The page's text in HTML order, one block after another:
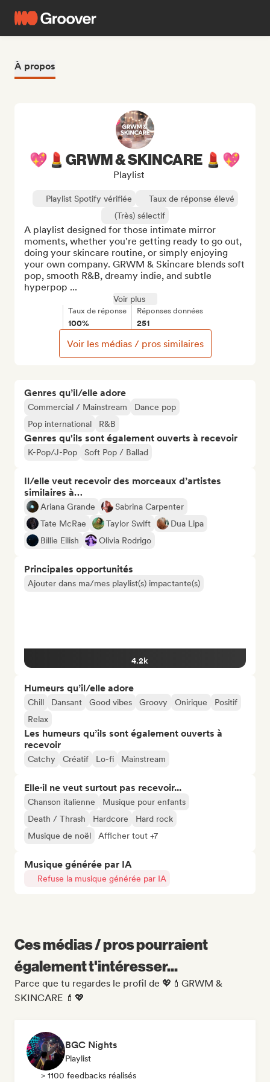
À propos
Genres qu’il/elle adore
Commercial / Mainstream
Dance pop
Pop international
R&B
Genres qu'ils sont également ouverts à recevoir
K-Pop/J-Pop Soft Pop / Ballad
Il/elle veut recevoir des morceaux d’artistes
similaires à…
Ariana Grande
Sabrina Carpenter
Tate McRae
Taylor Swift
Dua Lipa
Billie Eilish
Olivia Rodrigo
Principales opportunités
Ajouter dans ma/mes playlist(s) impactante(s)
4.2k
Humeurs qu’il/elle adore
Chill Dansant Good vibes Groovy Onirique
Positif
Relax
Les humeurs qu’ils sont également ouverts à
recevoir
Catchy Créatif Lo-fi Mainstream
Elle·il ne veut surtout pas recevoir...
Chanson italienne
Musique pour enfants
Death / Thrash
Hardcore
Hard rock
Musique de noël
Afficher tout +7
Musique générée par IA
Refuse la musique générée par IA
💖💄GRWM & SKINCARE 💄💖
Playlist
Playlist Spotify vérifiée
Taux de réponse élevé
(Très) sélectif
A playlist designed for those intimate mirror
moments, whether you're getting ready to go out,
doing your skincare routine, or simply enjoying
your own company. GRWM & Skincare blends soft
pop, smooth R&B, dreamy indie, and subtle
hyperpop ...
Voir plus
Taux de réponse
100%
Réponses données
251
Voir les médias / pros similaires
Ces médias / pros pourraient
également t'intéresser...
Parce que tu regardes le profil de 💖💄GRWM &
SKINCARE 💄💖
BGC Nights
Playlist
> 1100 feedbacks réalisés